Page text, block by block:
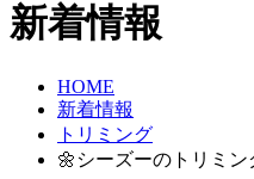
新着情報
HOME
新着情報
トリミング
🌼シーズーのトリミン